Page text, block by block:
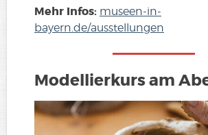
Mehr Infos: museen-in-
bayern.de/ausstellungen
Modellierkurs am